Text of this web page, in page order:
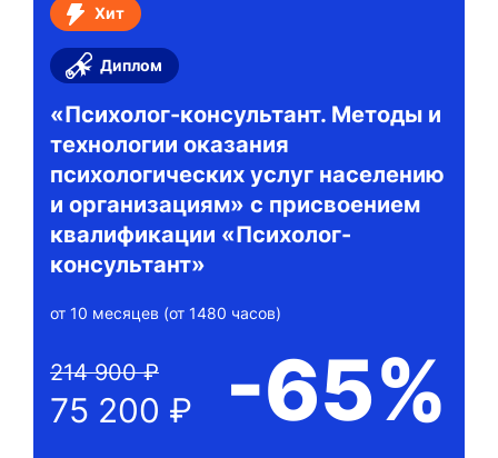
Хит
Диплом
«Психолог-консультант. Методы и
технологии оказания
психологических услуг населению
и организациям» с присвоением
квалификации «Психолог-
консультант»
от 10 месяцев (от 1480 часов)
75 200 ₽
214 900 ₽ -65%